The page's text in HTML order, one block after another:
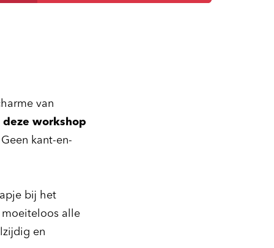
van
workshop
Geen kant-en-
bij het
alle
en